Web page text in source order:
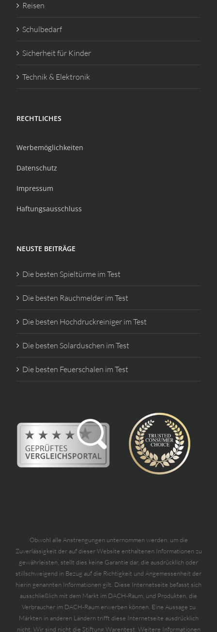
Reisen
Schulbedarf
Sicherheit für Kinder
Technik & Elektronik
RECHTLICHES
Werbemöglichkeiten
Datenschutz
Impressum
Haftungsausschluss
NEUSTE BEITRÄGE
Die besten Spieltürme im Test
Die besten Rauchmelder im Test
Die besten Hochdruckreiniger im Test
Die besten Solarduschen im Test
Die besten Feuerschalen im Test
Obwohl alle Anstrengungen unternommen werden, um die
Zuverlässigkeit der auf dieser Website enthaltenen Informationen zu
gewährleisten, stellt dies keine Garantie dar, die ausdrücklich oder
stillschweigend in Bezug auf die Richtigkeit und Angemessenheit der
hierin genannten Informationen gilt. Diese Internetseite befasst sich
ausschließlich mit dem Markt im DACH-Raum, und Produkten, die
Verbraucher im DACH-Raum erwerben können. Eine Aussage zu
Märkten in anderen Ländern trifft diese Internetseite ausdrücklich
nicht. Wir sind nicht die Stiftung Warentest. Weitere Informationen